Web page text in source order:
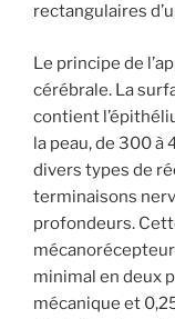
rectangulaires
Le principe de
cérébrale. La
contient
la peau, de 300 à
divers types de
terminaisons
profondeurs.
minimal en deux
mécanique et